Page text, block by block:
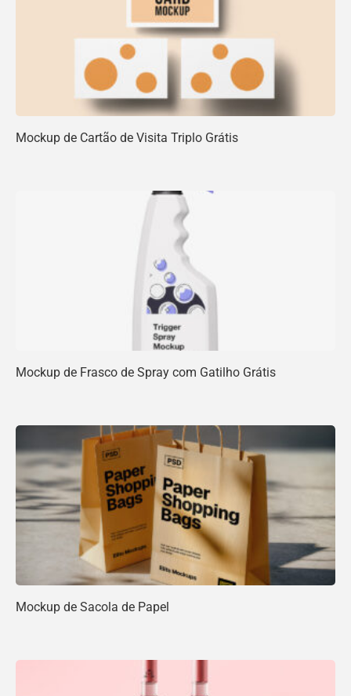
Mockup de Cartão de Visita Triplo Grátis
Mockup de Frasco de Spray com Gatilho Grátis
Mockup de Sacola de Papel